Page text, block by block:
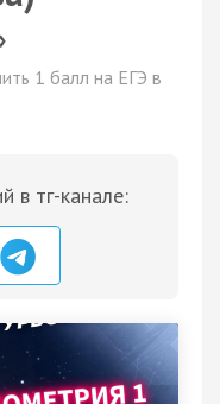
1 балл на ЕГЭ в
в тг-канале: